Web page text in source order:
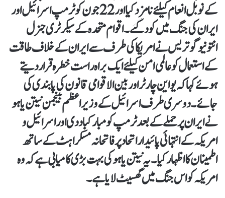
کے نوبل انعام کیلئے نامزد کیا اور 22جون کو ٹرمپ اسرائیل اور
ایران کی جنگ میں کود گئے ۔ اقوام متحدہ کے سیکرٹری جنرل
انتونیو گوتریس نے امریکا کی طرف سے ایران کے خلاف طاقت
کے استعمال کو عالمی امن کیلئے ایک براہ راست خطرہ قرار دیتے
ہوئے کہا کہ یو این چارٹر اور بین الاقوامی قانون کی پابندی کی
جائے۔ دوسری طرف اسرائیل کے وزیراعظم بینجمن نیتن یاہو
نے ایران پر حملے کے بعد ٹرمپ کو مبارکباد دی اور اسرائیل و
امریکہ کے انتہائی پائیدار اتحاد پر فاتحانہ مسکراہٹ کے ساتھ
اطمینان کا اظہار کیا ۔ یہ نیتن یاہو کی بہت بڑی کامیابی ہے کہ وہ
امریکہ کو اس جنگ میں گھسیٹ لایا ہے ۔